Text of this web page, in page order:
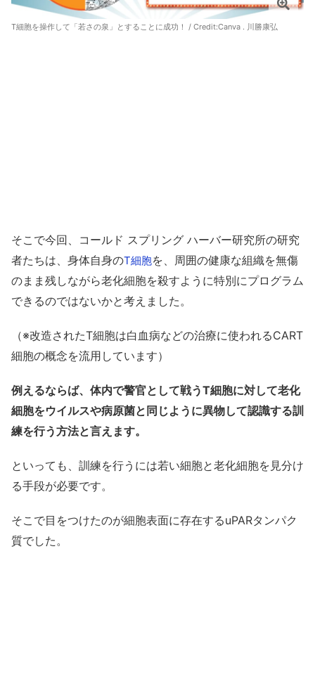
T細胞を操作して「若さの泉」とすることに成功！ / Credit:Canva . 川勝康弘
そこで今回、コールド スプリング ハーバー研究所の研究
者たちは、身体自身のT細胞を、周囲の健康な組織を無傷
のまま残しながら老化細胞を殺すように特別にプログラム
できるのではないかと考えました。
（※改造されたT細胞は白血病などの治療に使われるCART
細胞の概念を流用しています）
例えるならば、体内で警官として戦うT細胞に対して老化
細胞をウイルスや病原菌と同じように異物して認識する訓
練を行う方法と言えます。
といっても、訓練を行うには若い細胞と老化細胞を見分け
る手段が必要です。
そこで目をつけたのが細胞表面に存在するuPARタンパク
質でした。